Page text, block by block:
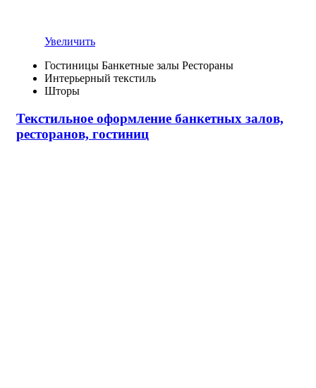
Увеличить
Гостиницы Банкетные залы Рестораны
Интерьерный текстиль
Шторы
Текстильное оформление банкетных залов,
ресторанов, гостиниц